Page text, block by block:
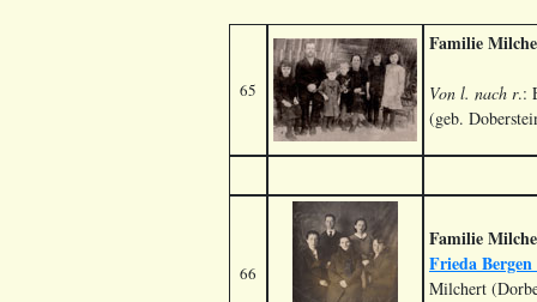
65
Familie
Von l. nach r.:
(geb.
66
Familie
Frieda
Milchert